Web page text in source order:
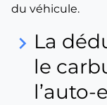
du véhicule.
keyboard_arrow_right La
le